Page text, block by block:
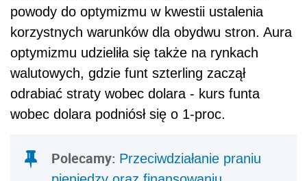
powody do optymizmu w kwestii ustalenia
korzystnych warunków dla obydwu stron. Aura
optymizmu udzieliła się także na rynkach
walutowych, gdzie funt szterling zaczął
odrabiać straty wobec dolara - kurs funta
wobec dolara podniósł się o 1-proc.
Polecamy: Przeciwdziałanie praniu